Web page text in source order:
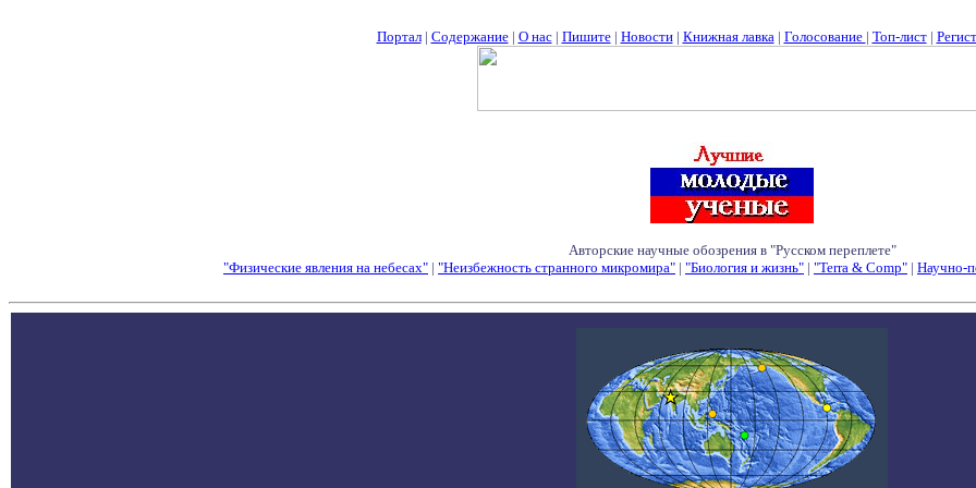
Портал| Содержание| О нас| Пишите| Новости| Книжная лавка| Голосование | Топ-лист|
Авторские научные обозрения в "Русском переплете"
"Физические явления на небесах" | "Неизбежность странного микромира" | "Биология и жизнь" | "Terra & Comp" | Научно-